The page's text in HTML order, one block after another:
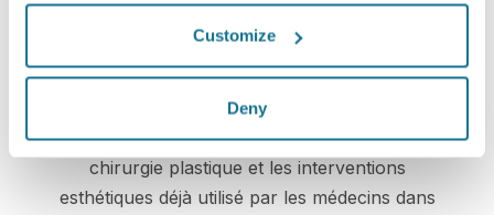
Customize
Deny
Solution High-tech
Le premier simulateur 3D en ligne pour la
chirurgie plastique et les interventions
esthétiques déjà utilisé par les médecins dans